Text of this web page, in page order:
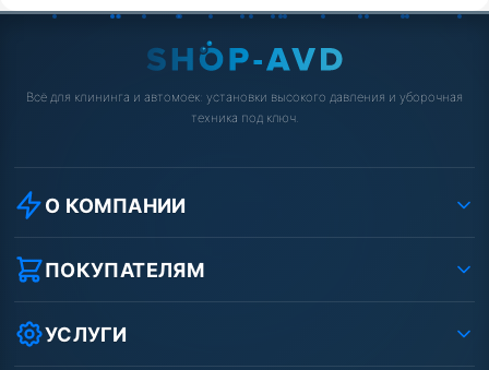
Всё для клининга и автомоек: установки высокого давления и уборочная
техника под ключ.
О КОМПАНИИ
О компании
Реквизиты ООО «Шоп АВД»
Условия соглашения
Вакансии
ПОКУПАТЕЛЯМ
Как заказать?
Оплата
УСЛУГИ
Ремонт АВД